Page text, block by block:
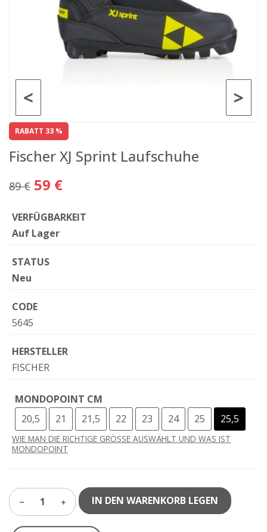
>
<
RABATT 33 %
Fischer XJ Sprint Laufschuhe
89 € 59 €
VERFÜGBARKEIT
Auf Lager
STATUS
Neu
CODE
5645
HERSTELLER
FISCHER
MONDOPOINT CM
20,5
21 21,5 22 23 24 25 25,5
WIE MAN DIE RICHTIGE GRÖSSE AUSWÄHLT UND WAS IST
MONDOPOINT
1 IN DEN WARENKORB LEGEN